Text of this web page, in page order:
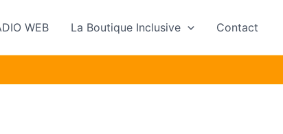
WEB La Boutique Inclusive Contact